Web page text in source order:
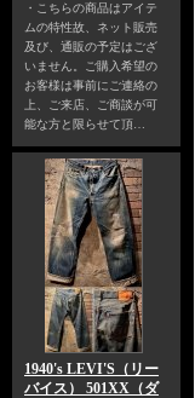
・こちらの商品はアイテ
ムの特性故、ネット販売
及び、通販の予定はござ
いません。ご購入希望の
お客様は事前にご連絡の
上、ご来店、ご商談が可
能な方と限らせて頂…
1940's LEVI'S（リー
バイス） 501XX（ダ